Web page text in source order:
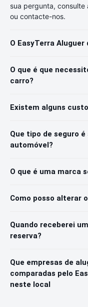
sua pergunta, consulte
ou contacte-nos.
O EasyTerra
O que é que
carro?
Existem alguns
Que tipo de seguro
automóvel?
O que é uma marca
Como posso alterar
Quando receberei
reserva?
Que empresas de
comparadas pelo
neste local